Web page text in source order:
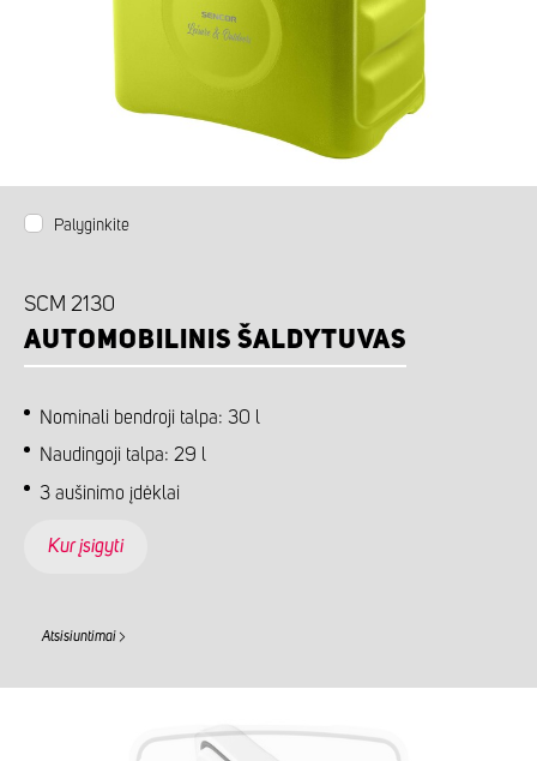
Palyginkite
SCM 2130
AUTOMOBILINIS ŠALDYTUVAS
Nominali bendroji talpa: 30 l
Naudingoji talpa: 29 l
3 aušinimo įdėklai
Kur įsigyti
Atsisiuntimai